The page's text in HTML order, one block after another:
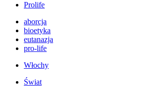
Prolife
aborcja
bioetyka
eutanazja
pro-life
Włochy
Świat